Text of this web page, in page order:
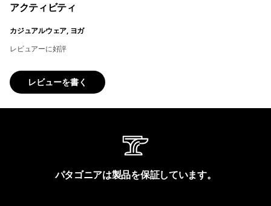
アクティビティ
カジュアルウェア, ヨガ
レビュアーに好評
レビューを書く
パタゴニアは製品を保証しています。